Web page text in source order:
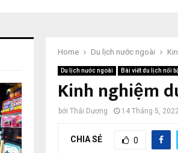
Home Du lịch nước ngoài
Du lịch nước ngoài Bài viết du lịch nổi
Kinh nghiệm
bởi Thái Dương 14 Tháng 5,
CHIA SẺ 0